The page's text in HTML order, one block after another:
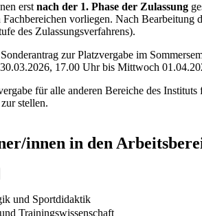
erst nach der 1. Phase der Zulassung
vorliegen. Nach Bearbeitung
des Zulassungsverfahrens).
zur Platzvergabe im
17.00 Uhr bis Mittwoch
für alle anderen Bereiche des
stellen.
innen in den
und Sportdidaktik
Trainingswissenschaft